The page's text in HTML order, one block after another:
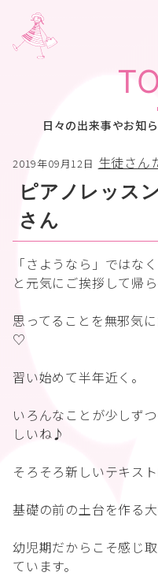
日々の出来事やお知
2019年09月12日 生徒さん
ピアノレッス
さん
「さようなら」ではな
と元気にご挨拶して帰
思ってることを無邪気
♡
習い始めて半年近く。
いろんなことが少しず
しいね♪
そろそろ新しいテキス
基礎の前の土台を作る大
幼児期だからこそ感じ
ています。